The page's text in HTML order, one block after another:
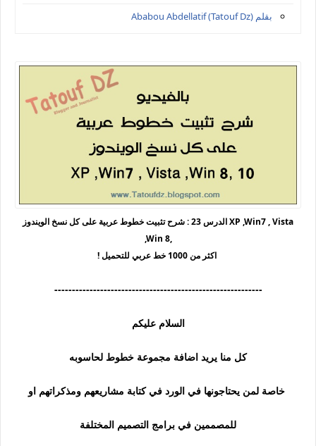
بقلم Ababou Abdellatif (Tatouf Dz)
الدرس 23 : شرح تثبيت خطوط عربية على كل نسخ الويندوز XP ,Win7 , Vista
,Win 8,
-----------------------------------------------------------
السلام عليكم
كل منا يريد اضافة مجموعة خطوط لحاسوبه
للمصممين في برامج التصميم المختلفة